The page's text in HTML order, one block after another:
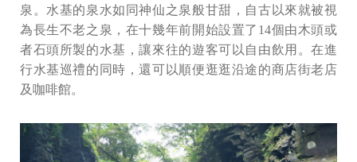
泉。水基的泉水如同神仙之泉般甘甜，自古以來就被視
為長生不老之泉，在十幾年前開始設置了14個由木頭或
者石頭所製的水基，讓來往的遊客可以自由飲用。在進
行水基巡禮的同時，還可以順便逛逛沿途的商店街老店
及咖啡館。